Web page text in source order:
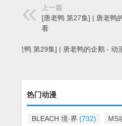
上一篇
[唐老鸭 第27集] | 唐老鸭
看
[唐老鸭 第29集] | 唐老鸭的企鹅 - 动
热门动漫
BLEACH 境·界 (732) MS